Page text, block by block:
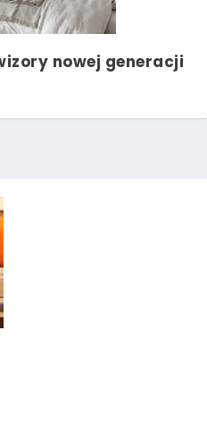
nowej generacji